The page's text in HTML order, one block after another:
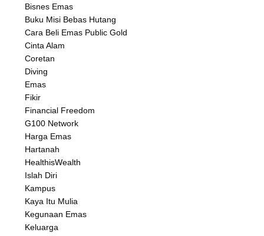
Bisnes Emas
Buku Misi Bebas Hutang
Cara Beli Emas Public Gold
Cinta Alam
Coretan
Diving
Emas
Fikir
Financial Freedom
G100 Network
Harga Emas
Hartanah
HealthisWealth
Islah Diri
Kampus
Kaya Itu Mulia
Kegunaan Emas
Keluarga